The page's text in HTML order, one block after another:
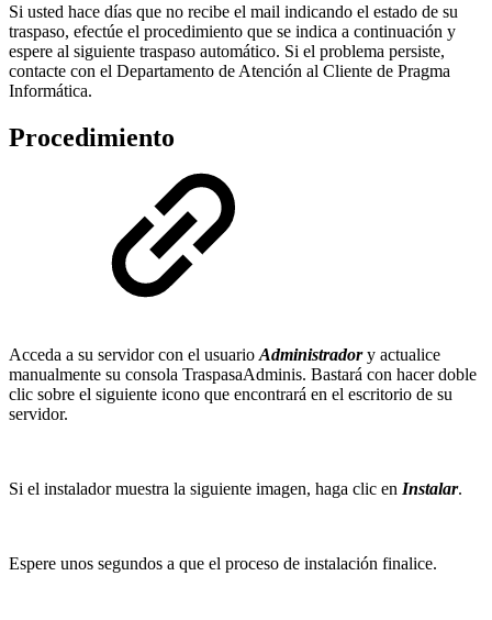
Si usted hace días que no recibe el mail indicando el estado de su
traspaso, efectúe el procedimiento que se indica a continuación y
espere al siguiente traspaso automático. Si el problema persiste,
contacte con el Departamento de Atención al Cliente de Pragma
Informática.
Procedimiento
Acceda a su servidor con el usuarioAdministradory actualice
manualmente su consola TraspasaAdminis. Bastará con hacer doble
clic sobre el siguiente icono que encontrará en el escritorio de su
servidor.
Si el instalador muestra la siguiente imagen, haga clic en Instalar.
Espere unos segundos a que el proceso de instalación finalice.